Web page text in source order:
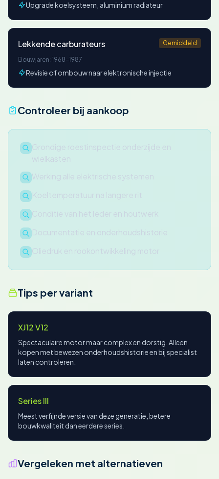
Upgrade koelsysteem, aluminium radiateur
Lekkende carburateurs Gemiddeld
Bouwjaren: 1968-1987
Revisie of ombouw naar elektronische injectie
Controleer bij aankoop
Grondige roestinspectie onderzijde en
wielkasten
Werking alle elektrische systemen
Koeltemperatuur na langere rit
Conditie van het leder en houtwerk
Documentatie en onderhoudshistorie
Oliedruk en rookontwikkeling motor
Tips per variant
XJ12 V12
Spectaculaire motor maar complex en dorstig. Alleen
kopen met bewezen onderhoudshistorie en bij specialist
laten controleren.
Series III
Meest verfijnde versie van deze generatie, betere
bouwkwaliteit dan eerdere series.
Vergeleken met alternatieven